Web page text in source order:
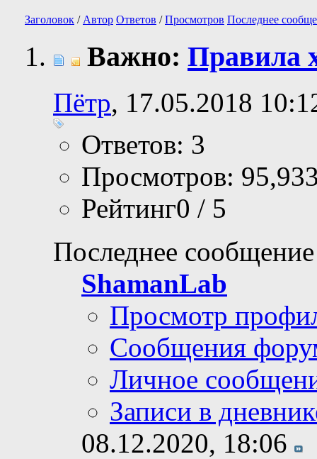
Заголовок / Автор Ответов /Просмотров Последнее
Важно: Правила
Пётр, 17.05.2018
Ответов: 3
Просмотров:
Рейтинг0 / 5
Последнее
ShamanLab
Просмотр
Сообщения
Личное
Записи в
08.12.2020, 18:06